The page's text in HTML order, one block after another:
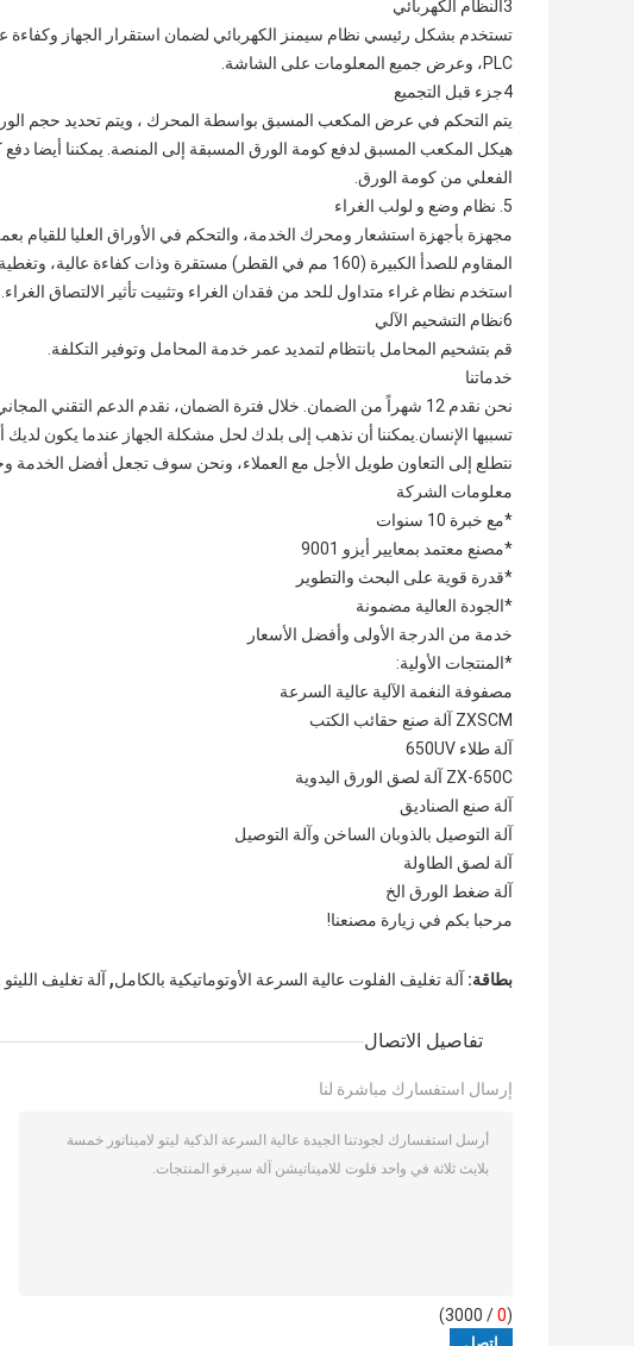
3النظام الكهربائي
تستخدم بشكل رئيسي نظام سيمنز الكهربائي لضمان استقرار الجهاز وكفاءة
PLC، وعرض جميع المعلومات على الشاشة.
4جزء قبل التجميع
يتم التحكم في عرض المكعب المسبق بواسطة المحرك ، ويتم تحديد حجم الورق
هيكل المكعب المسبق لدفع كومة الورق المسبقة إلى المنصة. يمكننا أيضا
الفعلي من كومة الورق.
5. نظام وضع و لولب الغراء
مجهزة بأجهزة استشعار ومحرك الخدمة، والتحكم في الأوراق العليا للقيام
المقاوم للصدأ الكبيرة (160 مم في القطر) مستقرة وذات كفاءة عالية، وتغطية بالتساوي وتوفير حجم الغراء.
استخدم نظام غراء متداول للحد من فقدان الغراء وتثبيت تأثير الالتصاق الغراء.
6نظام التشحيم الآلي
قم بتشحيم المحامل بانتظام لتمديد عمر خدمة المحامل وتوفير التكلفة.
خدماتنا
نحن نقدم 12 شهراً من الضمان. خلال فترة الضمان، نقدم الدعم التقني
تسببها الإنسان.يمكننا أن نذهب إلى بلدك لحل مشكلة الجهاز عندما يكون لديك أسئلة لا يمكن
نتطلع إلى التعاون طويل الأجل مع العملاء، ونحن سوف تجعل أفضل الخدمة
معلومات الشركة
*مع خبرة 10 سنوات
*مصنع معتمد بمعايير أيزو 9001
*قدرة قوية على البحث والتطوير
*الجودة العالية مضمونة
خدمة من الدرجة الأولى وأفضل الأسعار
*المنتجات الأولية:
مصفوفة النغمة الآلية عالية السرعة
ZXSCM آلة صنع حقائب الكتب
آلة طلاء 650UV
ZX-650C آلة لصق الورق اليدوية
آلة صنع الصناديق
آلة التوصيل بالذوبان الساخن وآلة التوصيل
آلة لصق الطاولة
آلة ضغط الورق الخ
مرحبا بكم في زيارة مصنعنا!
بطاقة: آلة تغليف الفلوت عالية السرعة الأوتوماتيكية بالكامل, آلة تغليف الليثو CE
تفاصيل الاتصال
إرسال استفسارك مباشرة لنا
(
0
/ 3000)